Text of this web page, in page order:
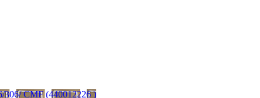
306/ CMF (440012226 )